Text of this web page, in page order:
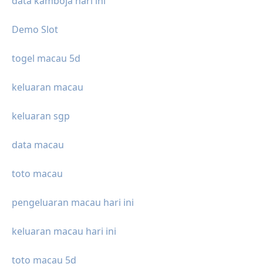
Demo Slot
togel macau 5d
keluaran macau
keluaran sgp
data macau
toto macau
pengeluaran macau hari ini
keluaran macau hari ini
toto macau 5d